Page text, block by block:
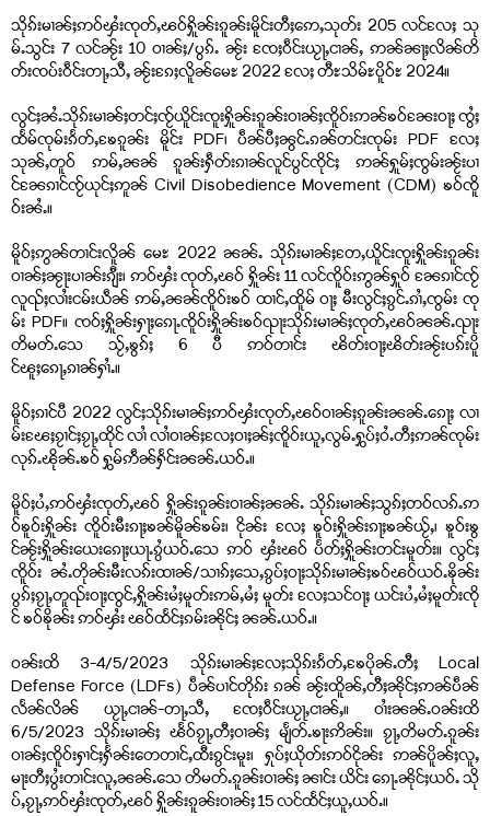
သိုၵ်းမၢၼ်ႈဢဝ်ၾႆးၸုတ်ႇၽဝ်ႁိူၼ်းၵူၼ်းမိူင်းတီႈဢေႇသုတ်း 205 လင်လႄႈ သု
မ်ႉသွင်း 7 လင်ၼႂ်း 10 ဝၢၼ်ႈ/ပွၵ်ႉ ၼႂ်း ၸႄႈဝဵင်းယႂႃႇငၢၼ်ႇ ဢၼ်ၼႃႈလိၼ်တိ
တ်းၸပ်းဝဵင်းတႃႇသီႇ ၼႂ်းၵႄႈလိူၼ်မေႊ 2022 လႄႈ တီႊသိမ်ႊပိူဝ်ႊ 2024။
လွင်ႈၼႆႉသိုၵ်းမၢၼ်ႈတင်ႈၸႂ်ယိူင်းၸူးႁိူၼ်းၵူၼ်းဝၢၼ်ႈၸိူဝ်းဢၼ်ၶဝ်ၼႄးဝႃႈ ၸွႆႈ
ထႅမ်ၸုမ်းၵႅတ်ႇၶႄၵူၼ်း မိူင်း PDF၊ ပဵၼ်ပီႈၼွင်ႉၵၼ်တင်းၸုမ်း PDF လႄႈ
သုၼ်ႇတူဝ် ဢမ်ႇၼၼ် ၵူၼ်းႁဵတ်းၵၢၼ်လူင်ပွင်ၸိုင်ႈ ဢၼ်ႁူမ်ႈၸွမ်းၼႂ်းပၢ
င်ၼႄၵၢင်ၸႂ်ယုင်ႈဢူၼ် Civil Disobedience Movement (CDM) ၶဝ်ၸိူ
ဝ်းၼႆႉ။
မိူဝ်ႈဢွၼ်တၢင်းလိူၼ် မေႊ 2022 ၼၼ်ႉ သိုၵ်းမၢၼ်ႈတႄႇယိူင်းၸူးႁိူၼ်းၵူၼ်း
ဝၢၼ်ႈၼႂႃးပၢၼ်းၵျီး၊ ဢဝ်ၾႆး ၸုတ်ႇၽဝ် ႁိူၼ်း 11 လင်ၸိူဝ်းဢွၼ်ႁူဝ် ၼႄၵၢင်ၸႂ်
လူၺ်ႈလၢႆးငမ်းယဵၼ် ဢမ်ႇၼၼ်ၸိူဝ်းၶဝ် ထၢင်ႇထိူမ် ဝႃႈ မီးလွင်ႈၵွင်ႉၵၢႆႇၸွမ်း ၸု
မ်း PDF။ ၸဝ်ႈႁိူၼ်းႁႃႈၵေႃႉၸိူဝ်းႁိူၼ်းၶဝ်ၺႃးသိုၵ်းမၢၼ်ႈၸုတ်ႇၽဝ်ၼၼ်ႉၺႃး
တိမတ်ႉသေ သႂ်ႇၶွၵ်ႈ 6 ပီ ဢဝ်တၢင်း ၽိတ်းဝႃႈၽိတ်းၼႂ်းပၵ်းပိူ
င်ၽူႈၵေႃႇၵၢၼ်ႁၢႆႉ။
မိူဝ်ႈၵၢင်ပီ 2022 လွင်ႈသိုၵ်းမၢၼ်ႈဢဝ်ၾႆးၸုတ်ႇၽဝ်ဝၢၼ်ႈၵူၼ်းၼၼ်ႉၵေႃႈ လၢ
မ်းၽႄႈၵႂၢင်ႈၵႂႃႇထိုင် လၢႆ လၢႆဝၢၼ်ႈလႄႈဝၢႈၼ်ႈၸိူဝ်းယူႇလွမ်ႉႁွပ်ႈဝႆႉတီႈဢၼ်ၸုမ်း
လုၵ်ႉၽိုၼ်ႉၶဝ် ႁွမ်ဢဵၼ်ႁႅင်းၼၼ်ႉယဝ်ႉ။
မိူဝ်ႈပႆႇဢဝ်ၾႆးၸုတ်ႇၽဝ် ႁိူၼ်းၵူၼ်းဝၢၼ်ႈၼၼ်ႉ သိုၵ်းမၢၼ်ႈသွၵ်ႈတဝ်လၵ်ႉဢ
ဝ်ၶူဝ်းႁိူၼ်း ၸိူဝ်းမီးၵႃႈၶၼ်မိူၼ်ၶမ်း၊ ငိုၼ်း လႄႈ ၶူဝ်းႁိူၼ်းၵႃႈၶၼ်ယႂ်ႇ၊ ၶူဝ်းၶွ
င်ၼႂ်းႁိူၼ်းယေးၵေႃႈယႃႉၵွႆယဝ်ႉသေ ဢဝ် ၾႆးၽဝ် ပႅတ်ႈႁိူၼ်းတင်းမူတ်း။ လွင်ႈ
ၸိူဝ်း ၼႆႉတိုၼ်းမီးလၵ်းထၢၼ်/သၢၵ်ႈသေႇၵွပ်ႈဝႃႈသိုၵ်းမၢၼ်ႈၶဝ်ၽဝ်ယဝ်ႉၶိုၼ်း
ပွၵ်ႈၵႂႃႇတူၺ်းဝႃႈၸွင်ႇႁိူၼ်းမႆႈမူတ်းဢမ်ႇမႆႈ မူတ်း လႄႈသင်ဝႃႈ ယင်းပႆႇမႆႈမူတ်းၸို
င် ၶဝ်ၶိုၼ်း ဢဝ်ၾႆး ၽဝ်ထႅင်ႈၵမ်းၼိုင်ႈ ၼၼ်ႉယဝ်ႉ။
ဝၼ်းထိ 3-4/5/2023 သိုၵ်းမၢၼ်ႈလႄႈသိုၵ်းၵႅတ်ႇၶႄပိုၼ်ႉတီႈ Local
Defense Force (LDFs) ပဵၼ်ပၢင်တိုၵ်း ၵၼ် ၼႂ်းထိူၼ်ႇတီႈၼိုင်ႈဢၼ်ပဵၼ်
လႅၼ်လိၼ် ယႂႃႇငၢၼ်-တႃႇသီႇ ၸႄႈဝဵင်းယႂႃႇငၢၼ်ႇ။ ဝၢႆးၼၼ်ႉဝၼ်းထိ
6/5/2023 သိုၵ်းမၢၼ်ႈ ၽႅဝ်ၵႂႃႇတီႈဝၢၼ်ႈ မျႅတ်ႉၶႃးဢိၼ်း။ ၵႂႃႇတိမတ်ႉၵူၼ်း
ဝၢၼ်ႈၸိူဝ်းႁၢင်ႈႁႅၼ်းတေတၢင်ႇထီးၵွင်းမူး၊ ႁုပ်ႈယိုတ်းဢဝ်ငိုၼ်း ဢၼ်ပိူၼ်ႈလူႇ
မႃးတီႈပွႆးတၢင်းလူႇၼၼ်ႉသေ တိမတ်ႉၵူၼ်းဝၢၼ်ႈ ၼၢင်း ယိင်း ၵေႃႉၼိုင်ႈယဝ်ႉ သို
ပ်ႇၵႂႃႇဢဝ်ၾႆးၸုတ်ႇၽဝ် ႁိူၼ်းၵူၼ်းဝၢၼ်ႈ 15 လင်ထႅင်ႈယူႇယဝ်ႉ။